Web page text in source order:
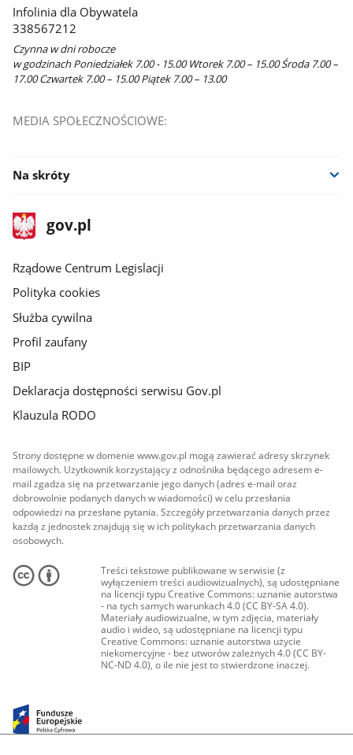
Infolinia dla Obywatela
338567212
Czynna w dni robocze
w godzinach Poniedziałek 7.00 - 15.00 Wtorek 7.00 – 15.00 Środa 7.00 –
17.00 Czwartek 7.00 – 15.00 Piątek 7.00 – 13.00
MEDIA SPOŁECZNOŚCIOWE:
Na skróty
stopka
gov.plStrona
gov.pl
Rządowe Centrum Legislacji
Polityka cookies
Służba cywilna
Profil zaufany
BIP
Deklaracja dostępności serwisu Gov.pl
Klauzula RODO
Strony dostępne w domenie www.gov.pl mogą zawierać adresy skrzynek
mailowych. Użytkownik korzystający z odnośnika będącego adresem e-
mail zgadza się na przetwarzanie jego danych (adres e-mail oraz
dobrowolnie podanych danych w wiadomości) w celu przesłania
odpowiedzi na przesłane pytania. Szczegóły przetwarzania danych przez
każdą z jednostek znajdują się w ich politykach przetwarzania danych
osobowych.
Treści tekstowe publikowane w serwisie (z
wyłączeniem treści audiowizualnych), są udostępniane
na licencji typu Creative Commons: uznanie autorstwa
- na tych samych warunkach 4.0 (CC BY-SA 4.0).
Materiały audiowizualne, w tym zdjęcia, materiały
audio i wideo, są udostępniane na licencji typu
Creative Commons: uznanie autorstwa użycie
niekomercyjne - bez utworów zależnych 4.0 (CC BY-
NC-ND 4.0), o ile nie jest to stwierdzone inaczej.